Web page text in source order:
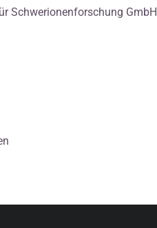
Schwerionenforschung GmbH